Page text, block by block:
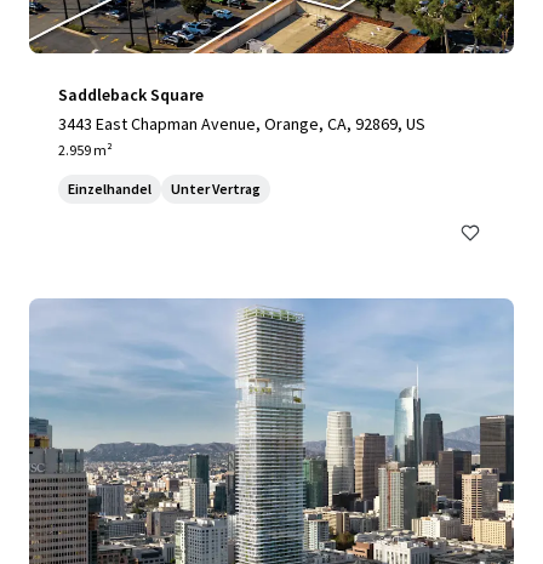
Saddleback Square
3443 East Chapman Avenue, Orange, CA, 92869, US
2.959 m²
Einzelhandel Unter Vertrag